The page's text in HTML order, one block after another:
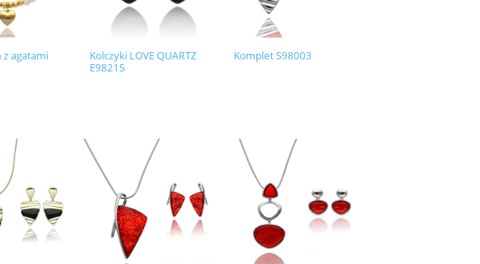
agatami
Kolczyki LOVE QUARTZ
E98215
Komplet S98003